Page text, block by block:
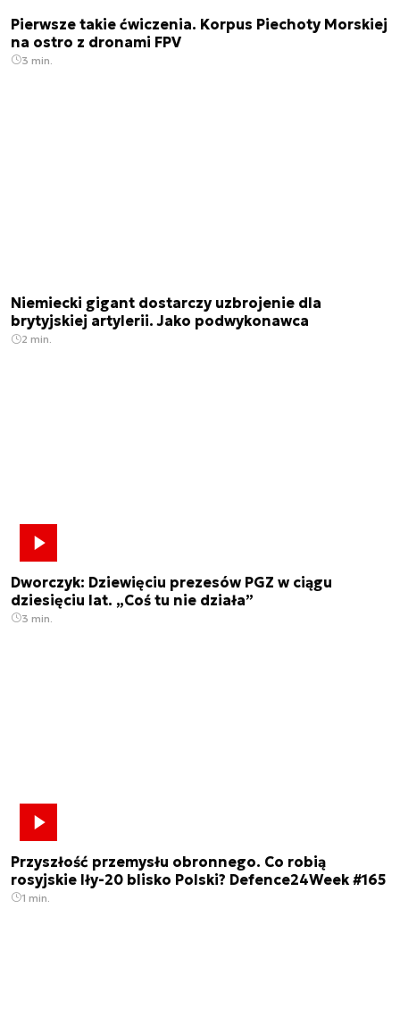
Pierwsze takie ćwiczenia. Korpus Piechoty Morskiej
na ostro z dronami FPV
3 min.
Niemiecki gigant dostarczy uzbrojenie dla
brytyjskiej artylerii. Jako podwykonawca
2 min.
Dworczyk: Dziewięciu prezesów PGZ w ciągu
dziesięciu lat. „Coś tu nie działa”
3 min.
Przyszłość przemysłu obronnego. Co robią
rosyjskie Iły-20 blisko Polski? Defence24Week #165
1 min.